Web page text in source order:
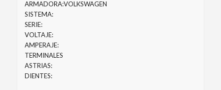
ARMADORA:VOLKSWAGEN
SISTEMA:
SERIE:
VOLTAJE:
AMPERAJE:
TERMINALES
ASTRIAS:
DIENTES: